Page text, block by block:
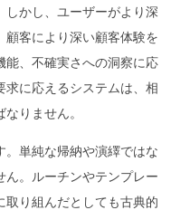
しかし、ユーザーがより深
顧客により深い顧客体験を
能、不確実さへの洞察に応
求に応えるシステムは、相
りません。
。単純な帰納や演繹ではな
ん。ルーチンやテンプレー
取り組んだとしても古典的